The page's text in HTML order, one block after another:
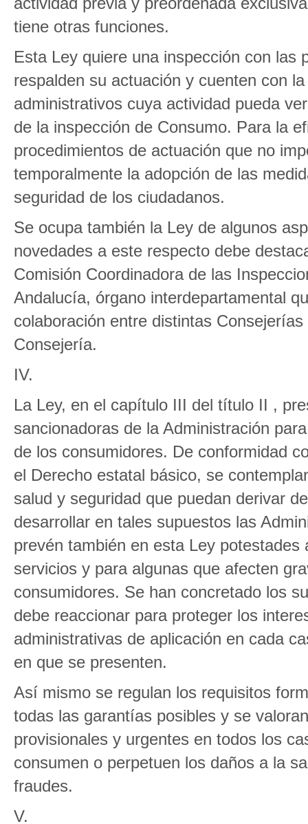
tiene otras funciones.
Esta Ley quiere una inspección con las
respalden su actuación y cuenten con
administrativos cuya actividad pueda
de la inspección de Consumo. Para la
procedimientos de actuación que no
temporalmente la adopción de las
seguridad de los ciudadanos.
Se ocupa también la Ley de algunos
novedades a este respecto debe
Comisión Coordinadora de las
Andalucía, órgano interdepartamental
colaboración entre distintas
Consejería.
IV.
La Ley, en el capítulo III del título II ,
sancionadoras de la Administración
de los consumidores. De conformidad
el Derecho estatal básico, se
salud y seguridad que puedan derivar
desarrollar en tales supuestos las
prevén también en esta Ley
servicios y para algunas que afecten
consumidores. Se han concretado los
debe reaccionar para proteger los
administrativas de aplicación en cada
en que se presenten.
Así mismo se regulan los requisitos
todas las garantías posibles y se
provisionales y urgentes en todos los
consumen o perpetuen los daños a la
fraudes.
V.